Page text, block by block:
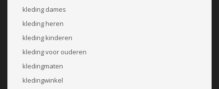
kleding dames
kleding heren
kleding kinderen
kleding voor ouderen
kledingmaten
kledingwinkel